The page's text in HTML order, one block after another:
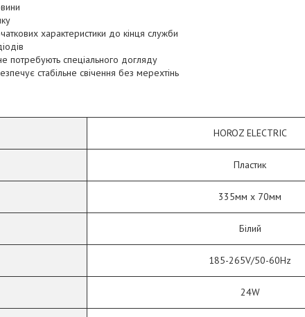
характеристики до кінця служби
не потребують спеціального догляду
стабільне свічення без мерехтінь
HOROZ ELECTRIC
Пластик
335мм х 70мм
Білий
185-265V/50-60Hz
24W